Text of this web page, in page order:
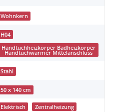
Wohnkern
H04
Handtuchheizkörper Badheizkörper
Handtuchwärmer Mittelanschluss
Stahl
50 x 140 cm
Elektrisch Zentralheizung